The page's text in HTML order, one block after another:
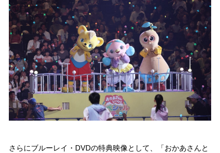
さらにブルーレイ・DVDの特典映像として、「おかあさんと